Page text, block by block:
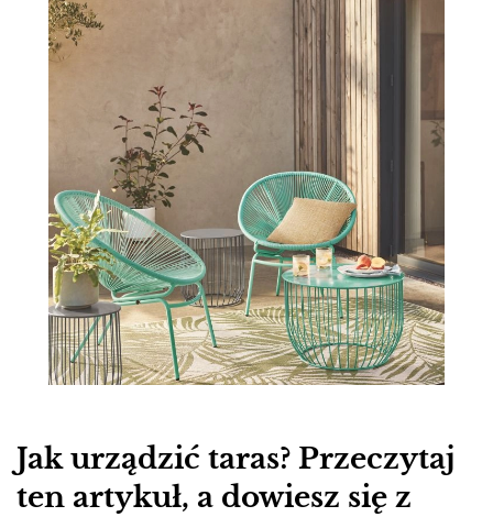
Jak urządzić taras? Przeczytaj
ten artykuł, a dowiesz się z